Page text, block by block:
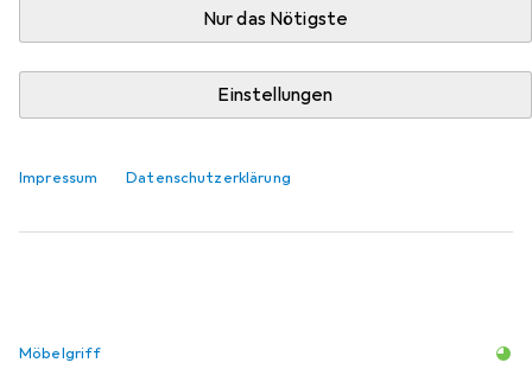
Nur das Nötigste
Einstellungen
Impressum Datenschutzerklärung
EUR
38,90
Möbelgriff